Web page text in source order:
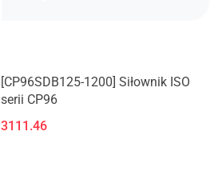
[CP96SDB125-1200] Siłownik ISO
serii CP96
3111.46